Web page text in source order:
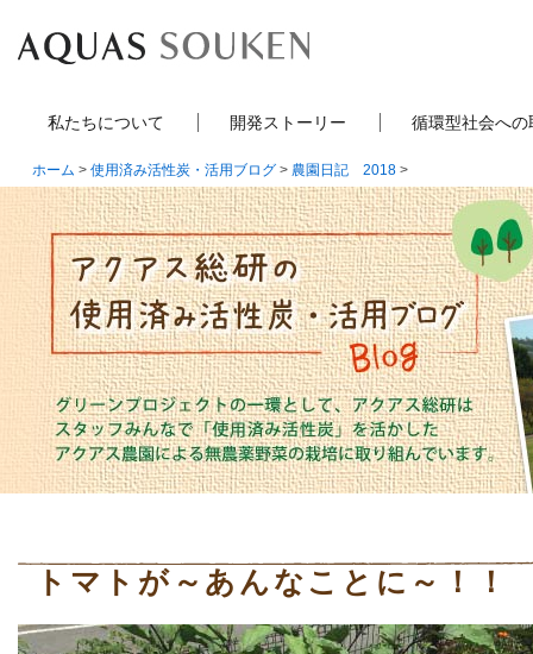
私たちについて 開発ストーリー 循環型社会への
ホーム > 使用済み活性炭・活用ブログ > 農園日記 2018 >
トマトが～あんなことに～！！